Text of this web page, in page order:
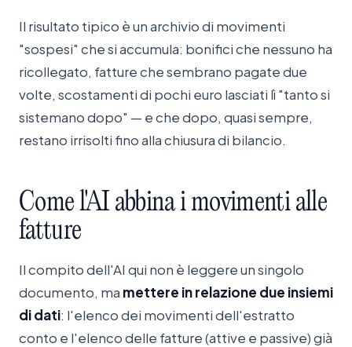
Il risultato tipico è un archivio di movimenti
"sospesi" che si accumula: bonifici che nessuno ha
ricollegato, fatture che sembrano pagate due
volte, scostamenti di pochi euro lasciati lì "tanto si
sistemano dopo" — e che dopo, quasi sempre,
restano irrisolti fino alla chiusura di bilancio.
Comel'AI abbinaimovimenti alle
fatture
Il compito dell'AI qui non è leggere un singolo
documento, ma mettere in relazione due insiemi
di dati: l'elenco dei movimenti dell'estratto
conto e l'elenco delle fatture (attive e passive) già